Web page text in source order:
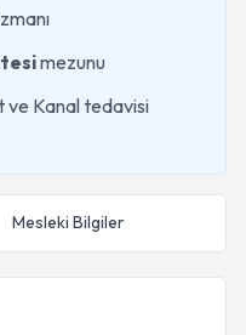
mezunu
Kanal tedavisi
Mesleki Bilgiler